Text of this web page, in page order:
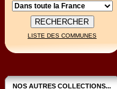
LISTE DES COMMUNES
NOS AUTRES COLLECTIONS...